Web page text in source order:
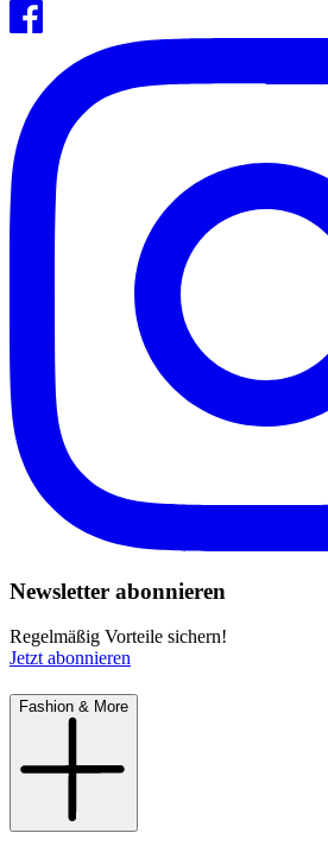
Newsletter abonnieren
Regelmäßig Vorteile sichern!
Jetzt abonnieren
Fashion & More